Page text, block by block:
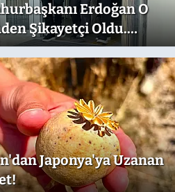
Erdoğan O
Şikayetçi Oldu.
Dikkat Çeken
Japonya'ya Uzanan